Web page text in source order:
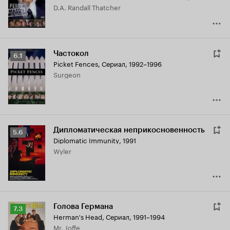
D.A. Randall Thatcher
Рейтинг
Кинопоиска
6.1
6.1 Частокол
Picket Fences, Сериал, 1992–1996
Surgeon
Рейтинг
Кинопоиска
5.6
5.6 Дипломатическая неприкосновенность
Diplomatic Immunity, 1991
Wyler
Рейтинг
Кинопоиска
7.3 Голова Германа
Herman's Head, Сериал, 1991–1994
Mr. Joffe